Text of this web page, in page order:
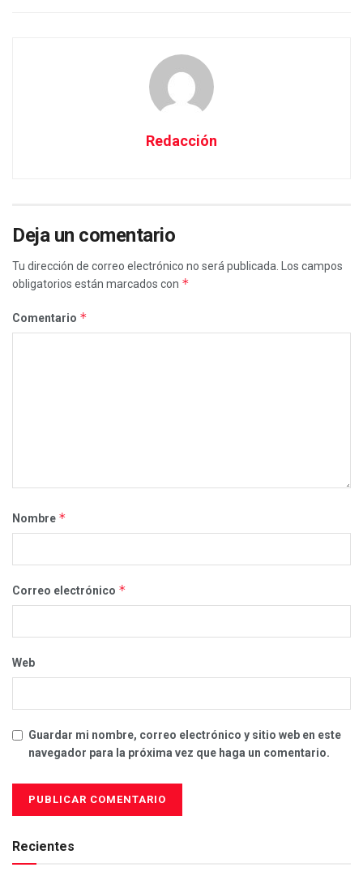
Redacción
Deja un comentario
Tu dirección de correo electrónico no será publicada. Los campos
obligatorios están marcados con *
Comentario *
Nombre *
Correo electrónico *
Web
Guardar mi nombre, correo electrónico y sitio web en este
navegador para la próxima vez que haga un comentario.
Recientes